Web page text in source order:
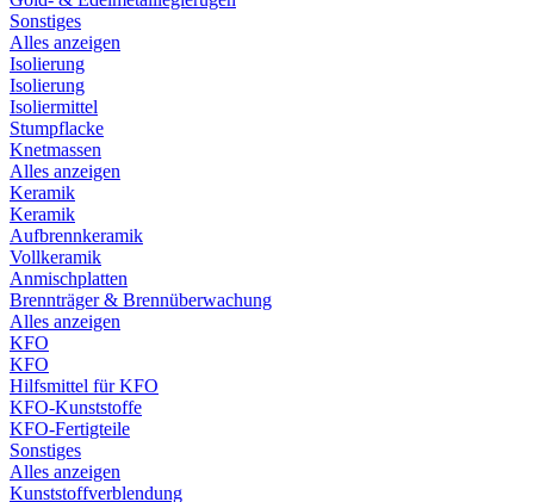
Sonstiges
Alles anzeigen
Isolierung
Isolierung
Isoliermittel
Stumpflacke
Knetmassen
Alles anzeigen
Keramik
Keramik
Aufbrennkeramik
Vollkeramik
Anmischplatten
Brennträger & Brennüberwachung
Alles anzeigen
KFO
KFO
Hilfsmittel für KFO
KFO-Kunststoffe
KFO-Fertigteile
Sonstiges
Alles anzeigen
Kunststoffverblendung